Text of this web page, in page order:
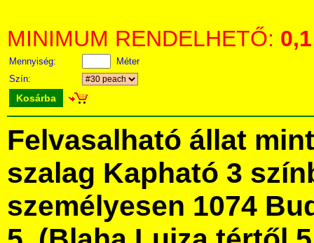
MINIMUM RENDELHETŐ: 0,1
Mennyiség:
Méter
Szín:
Kosárba
Felvasalható állat
szalag Kapható 3
személyesen 1074